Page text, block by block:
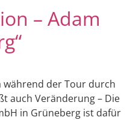
– Adam
der Tour durch
auch Veränderung – Die
in Grüneberg ist dafür